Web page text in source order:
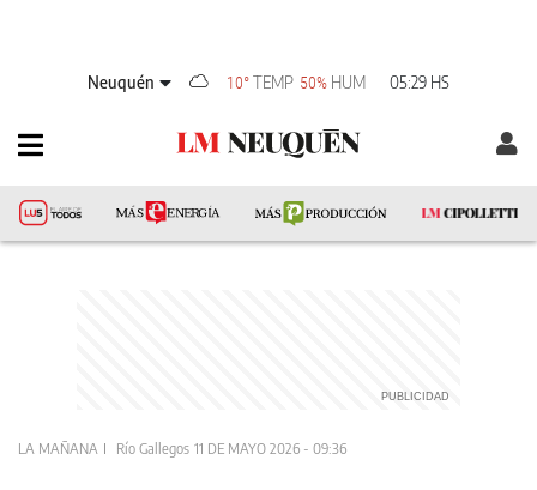
Neuquén 10°TEMP 50% HUM 05:29 HS
LA MAÑANA Río Gallegos 11 DE MAYO 2026 - 09:36